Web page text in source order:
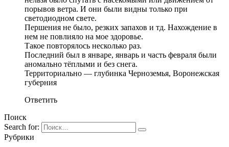
порывов ветра. И они были видны только при
светодиодном свете.
Першения не было, резких запахов и тд. Нахождение в
нем не повлияло на мое здоровье.
Такое повторялось несколько раз.
Последний был в январе, январь и часть февраля были
аномально тёплыми и без снега.
Территориально — глубинка Черноземья, Воронежская
губерния
Ответить
Поиск
Search for:
Рубрики